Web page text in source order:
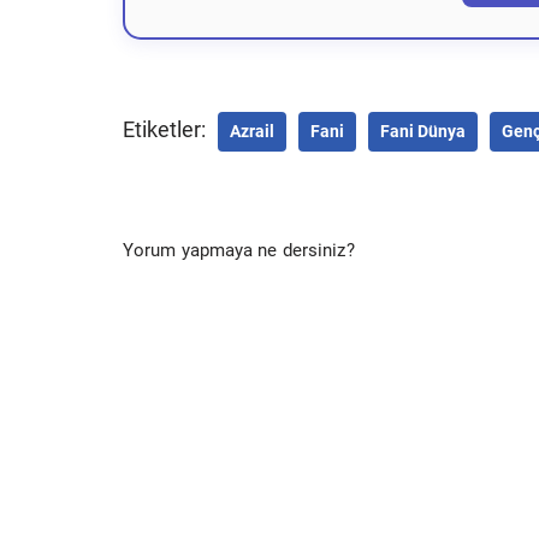
Etiketler: Azrail Fani Fani Dünya
Yorum yapmaya ne dersiniz?